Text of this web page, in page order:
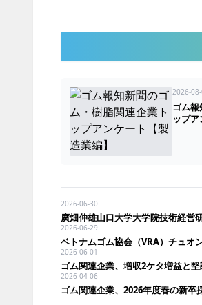
2026-
ゴム
ップア
2026-06-30
2026-06-29
2026-06-01
ゴム関連企業、増収2ケタ増益と堅
2026-04-06
ゴム関連企業、2026年度春の新卒